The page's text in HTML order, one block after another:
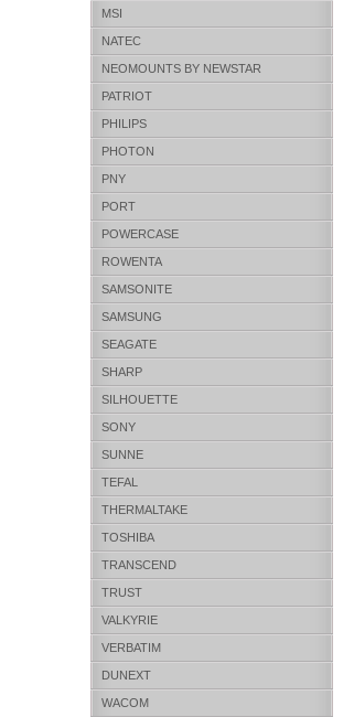
MSI
NATEC
NEOMOUNTS BY NEWSTAR
PATRIOT
PHILIPS
PHOTON
PNY
PORT
POWERCASE
ROWENTA
SAMSONITE
SAMSUNG
SEAGATE
SHARP
SILHOUETTE
SONY
SUNNE
TEFAL
THERMALTAKE
TOSHIBA
TRANSCEND
TRUST
VALKYRIE
VERBATIM
DUNEXT
WACOM